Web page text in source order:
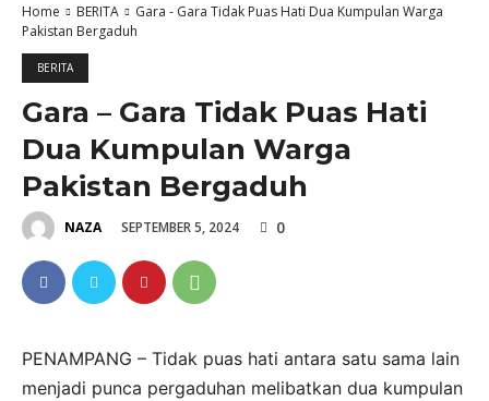
Home BERITA
Gara - Gara Tidak Puas Hati Dua Kumpulan Warga
Pakistan Bergaduh
BERITA
Gara – Gara Tidak Puas Hati
Dua Kumpulan Warga
Pakistan Bergaduh
NAZA SEPTEMBER 5, 2024 0
PENAMPANG – Tidak puas hati antara satu sama lain
menjadi punca pergaduhan melibatkan dua kumpulan